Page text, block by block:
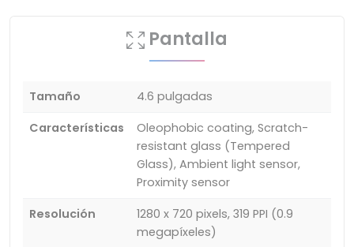
Pantalla
Tamaño
4.6 pulgadas
Características
Oleophobic coating, Scratch-
resistant glass (Tempered
Glass), Ambient light sensor,
Proximity sensor
Resolución
1280 x 720 pixels, 319 PPI (0.9
megapíxeles)